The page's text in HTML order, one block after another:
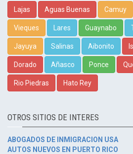
Lajas Aguas Buenas Camuy
Vieques Lares Guaynabo
Jayuya Salinas Aibonito
Dorado Añasco Ponce
Rio Piedras Hato Rey
OTROS SITIOS DE INTERES
ABOGADOS DE INMIGRACION USA
AUTOS NUEVOS EN PUERTO RICO